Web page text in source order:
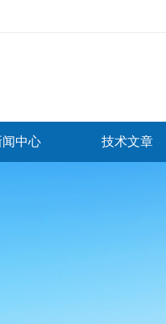
闻中心 技术文章